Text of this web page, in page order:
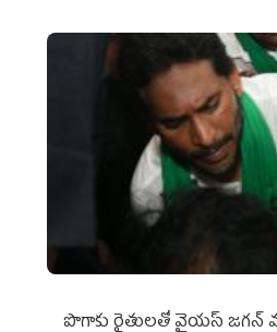
పొగాకు రైతుల‌తో వైయ‌స్ జ‌గ‌న్